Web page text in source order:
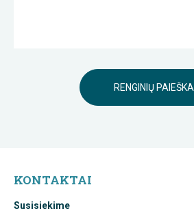
RENGINIŲ PAIEŠKA
KONTAKTAI
Susisiekime